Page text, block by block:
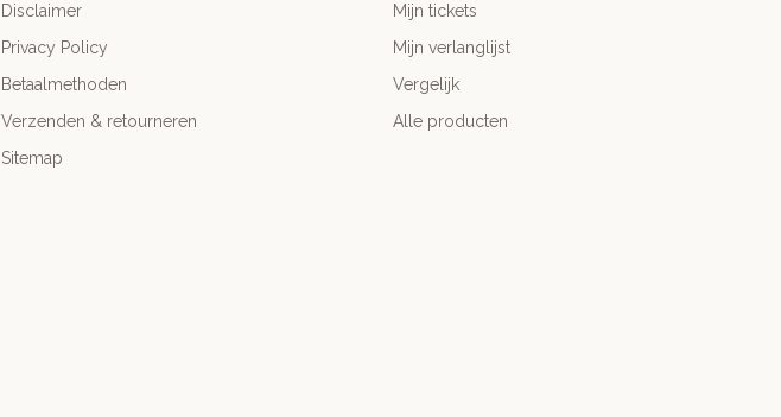
Disclaimer
Privacy Policy
Betaalmethoden
Verzenden & retourneren
Sitemap
Mijn tickets
Mijn verlanglijst
Vergelijk
Alle producten